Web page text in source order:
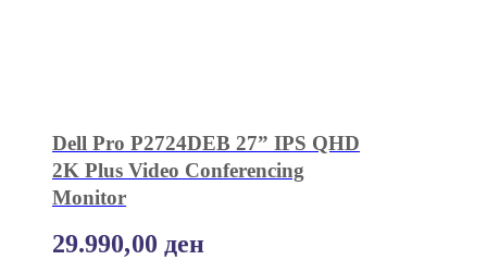
Dell Pro P2724DEB 27” IPS QHD
2K Plus Video Conferencing
Monitor
29.990,00 ден